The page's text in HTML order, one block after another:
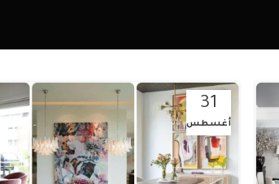
31
أغسطس